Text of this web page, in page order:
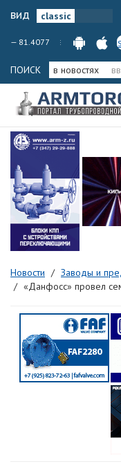
вид
— 81.4077
ПОИСК в новостях
Новости
Заводы и
«Данфосс» провел